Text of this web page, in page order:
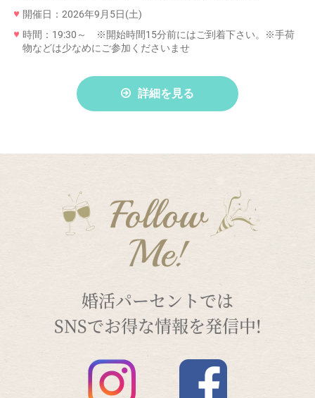
開催日：2026年9月5日(土)
時間：19:30～ ※開始時間15分前にはご到着下さい。※手荷
物などは少なめにご参加くださいませ
詳細を見る
Follow
Me!
婚活パーセントでは
SNSでお得な情報を発信中!